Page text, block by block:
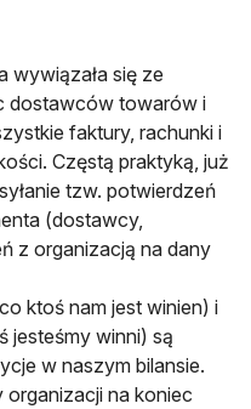
wywiązała się ze
dostawców towarów i
faktury, rachunki i
Częstą praktyką, już
tzw. potwierdzeń
(dostawcy,
z organizacją na dany
ktoś nam jest winien) i
jesteśmy winni) są
w naszym bilansie.
na koniec